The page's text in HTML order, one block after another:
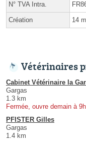
N° TVA Intra.
Création 14
Vétérinaires
Cabinet Vétérinaire la
Gargas
1.3 km
Fermée, ouvre demain à 9h
PFISTER Gilles
Gargas
1.4 km